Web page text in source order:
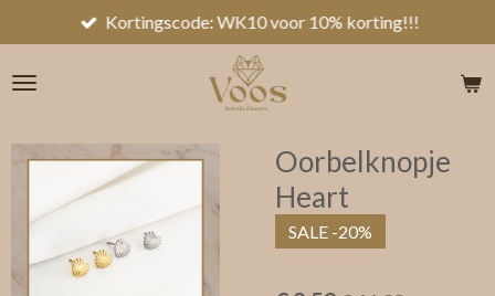
direct
naar
Kortingscode: WK10 voor 10% korting!!!
Oorbelknopje
Heart
SALE -20%